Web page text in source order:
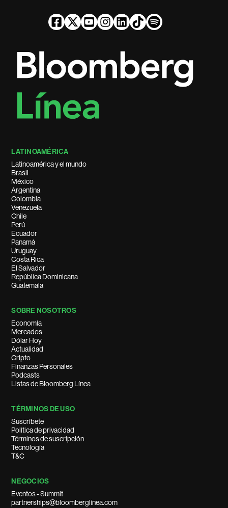
LATINOAMÉRICA
Latinoamérica y el mundo
Brasil
México
Argentina
Colombia
Venezuela
Chile
Perú
Ecuador
Panamá
Uruguay
Costa Rica
El Salvador
República Dominicana
Guatemala
SOBRE NOSOTROS
Economía
Mercados
Dólar Hoy
Actualidad
Cripto
Finanzas Personales
Podcasts
Listas de Bloomberg Línea
TÉRMINOS DE USO
Suscríbete
Política de privacidad
Términos de suscripción
Tecnología
T&C
NEGOCIOS
Eventos - Summit
partnerships@bloomberglinea.com